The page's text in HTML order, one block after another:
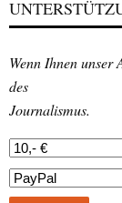
Wenn Ihnen unser
des
Journalismus.